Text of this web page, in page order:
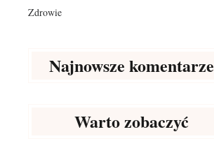
Zdrowie
Najnowsze komentarze
Warto zobaczyć